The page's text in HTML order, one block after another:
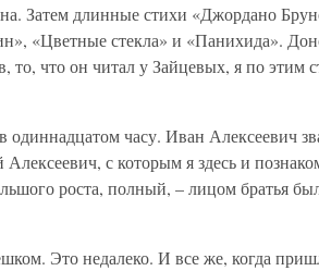
Затем длинные стихи «Джордано
«Цветные стекла» и «Панихида».
то, что он читал у Зайцевых, я по этим
одиннадцатом часу. Иван Алексеевич
с которым я здесь и
роста, полный, – лицом братья
Это недалеко. И все же, когда